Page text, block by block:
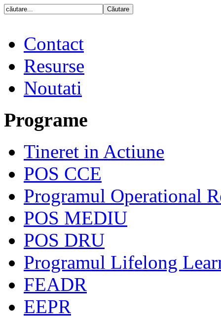
Contact
Resurse
Noutati
Programe
Tineret in Actiune
POS CCE
Programul Operational
POS MEDIU
POS DRU
Programul Lifelong
FEADR
EEPR